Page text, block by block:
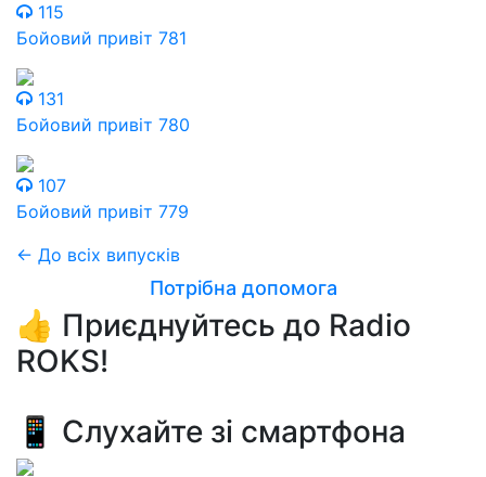
115
Бойовий привіт 781
131
Бойовий привіт 780
107
Бойовий привіт 779
← До всіх випусків
Потрібна допомога
👍 Приєднуйтесь до Radio
ROKS!
📱 Слухайте зі смартфона